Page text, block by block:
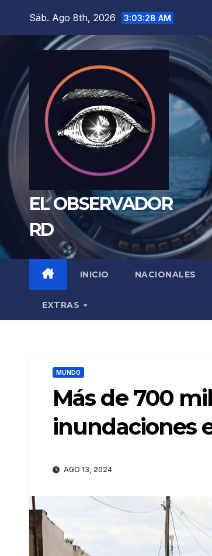
Sáb. Ago 8th, 2026 3:03:29 AM
EL OBSERVADOR
RD
INICIO NACIONALES
EXTRAS
MUNDO
Más de 700
inundaciones
AGO 13, 2024